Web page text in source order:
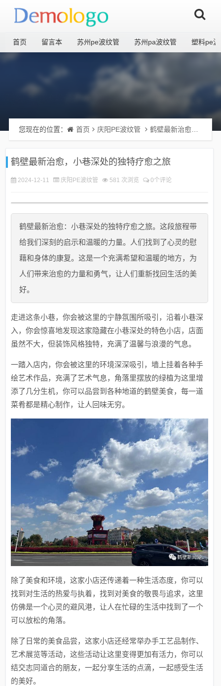
首页 留言本 苏州pe波纹管 苏州pa波纹管 塑料pe
您现在的位置： 首页 庆阳PE波纹管 鹤壁最新治愈，小巷深处的独特疗愈之旅
鹤壁最新治愈，小巷深处的独特疗愈之旅
2024-12-11 庆阳PE波纹管 581 次浏览 0个评论
鹤壁最新治愈：小巷深处的独特疗愈之旅。这段旅程带
给我们深刻的启示和温暖的力量。人们找到了心灵的慰
藉和身体的康复。这是一个充满希望和温暖的地方，为
人们带来治愈的力量和勇气，让人们重新找回生活的美
好。
走进这条小巷，你会被这里的宁静氛围所吸引，沿着小巷深
入，你会惊喜地发现这家隐藏在小巷深处的特色小店，店面
虽然不大，但装饰风格独特，充满了温馨与浪漫的气息。
一踏入店内，你会被这里的环境深深吸引，墙上挂着各种手
绘艺术作品，充满了艺术气息，角落里摆放的绿植为这里增
添了几分生机，你可以品尝到各种地道的鹤壁美食，每一道
菜肴都是精心制作，让人回味无穷。
除了美食和环境，这家小店还传递着一种生活态度，你可以
找到对生活的热爱与执着，找到对美食的敬畏与追求，这里
仿佛是一个心灵的避风港，让人在忙碌的生活中找到了一个
可以放松的角落。
除了日常的美食品尝，这家小店还经常举办手工艺品制作、
艺术展览等活动，这些活动让这里变得更加有活力，你可以
结交志同道合的朋友，一起分享生活的点滴，一起感受生活
的美好。